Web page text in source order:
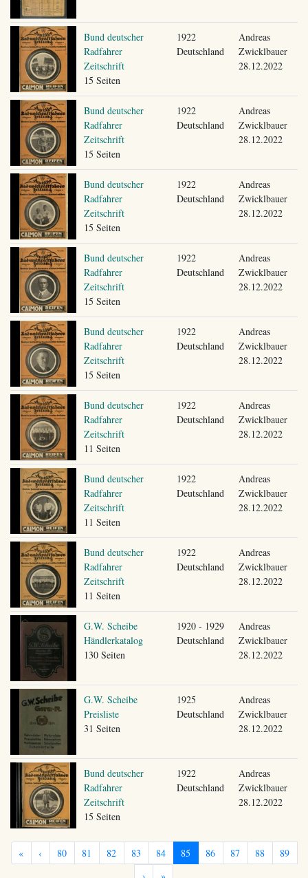
Bund deutscher
Radfahrer
Zeitschrift
15 Seiten
1922
Deutschland
Andreas
Zwicklbauer
28.12.2022
Bund deutscher
Radfahrer
Zeitschrift
15 Seiten
1922
Deutschland
Andreas
Zwicklbauer
28.12.2022
Bund deutscher
Radfahrer
Zeitschrift
15 Seiten
1922
Deutschland
Andreas
Zwicklbauer
28.12.2022
Bund deutscher
Radfahrer
Zeitschrift
15 Seiten
1922
Deutschland
Andreas
Zwicklbauer
28.12.2022
Bund deutscher
Radfahrer
Zeitschrift
15 Seiten
1922
Deutschland
Andreas
Zwicklbauer
28.12.2022
Bund deutscher
Radfahrer
Zeitschrift
11 Seiten
1922
Deutschland
Andreas
Zwicklbauer
28.12.2022
Bund deutscher
Radfahrer
Zeitschrift
11 Seiten
1922
Deutschland
Andreas
Zwicklbauer
28.12.2022
Bund deutscher
Radfahrer
Zeitschrift
11 Seiten
1922
Deutschland
Andreas
Zwicklbauer
28.12.2022
G.W. Scheibe
Händlerkatalog
130 Seiten
1920 - 1929
Deutschland
Andreas
Zwicklbauer
28.12.2022
G.W. Scheibe
Preisliste
31 Seiten
1925
Deutschland
Andreas
Zwicklbauer
28.12.2022
Bund deutscher
Radfahrer
Zeitschrift
15 Seiten
1922
Deutschland
Andreas
Zwicklbauer
28.12.2022
« ‹ 80 81 82 83 84 85 86 87 88
89
›
»